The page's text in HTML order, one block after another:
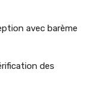
avec barème
des